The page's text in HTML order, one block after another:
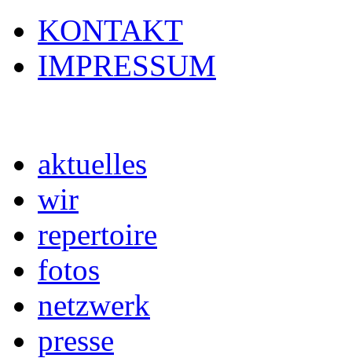
KONTAKT
IMPRESSUM
aktuelles
wir
repertoire
fotos
netzwerk
presse